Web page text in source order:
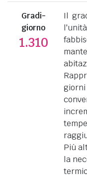
Gradi-
giorno
1.310
Il
Più
la